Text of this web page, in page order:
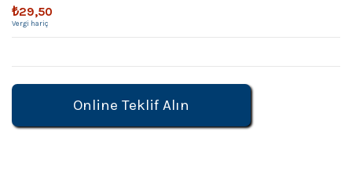
₺29,50
Vergi hariç
Online Teklif Alın